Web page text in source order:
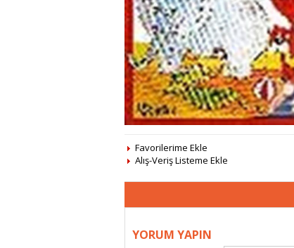
Favorilerime Ekle
Alış-Veriş Listeme Ekle
YORUM YAPIN